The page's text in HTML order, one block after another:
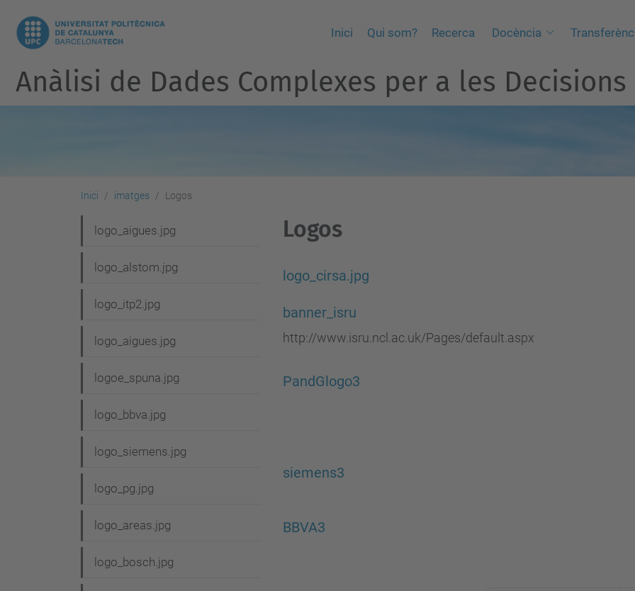
Inici Qui som? Recerca Docència
Anàlisi de Dades Complexes per a les
Inici imatges Logos
Logos
logo_cirsa.jpg
banner_isru
http://www.isru.ncl.ac.uk/Pages/default.aspx
PandGlogo3
siemens3
BBVA3
a
v
g
a
i
ó
logo_aigues.jpg
logo_alstom.jpg
logo_itp2.jpg
logo_aigues.jpg
logoe_spuna.jpg
logo_bbva.jpg
logo_siemens.jpg
logo_pg.jpg
logo_areas.jpg
logo_bosch.jpg